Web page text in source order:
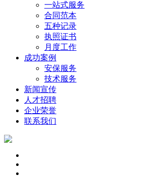
一站式服务
合同范本
五种记录
执照证书
月度工作
成功案例
安保服务
技术服务
新闻宣传
人才招聘
企业荣誉
联系我们